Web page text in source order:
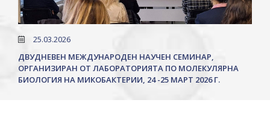
25.03.2026
ДВУДНЕВЕН МЕЖДУНАРОДЕН НАУЧЕН СЕМИНАР,
ОРГАНИЗИРАН ОТ ЛАБОРАТОРИЯТА ПО МОЛЕКУЛЯРНА
БИОЛОГИЯ НА МИКОБАКТЕРИИ, 24 -25 МАРТ 2026 Г.